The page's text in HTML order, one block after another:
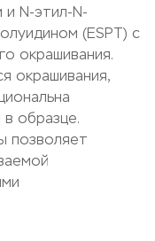
N-этил-N-
(ESPT) с
окрашивания.
окрашивания,
образце.
позволяет